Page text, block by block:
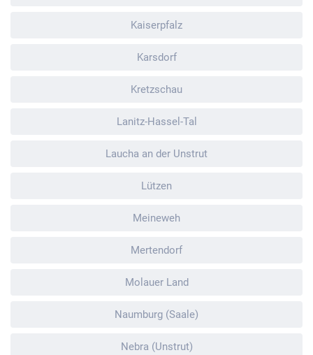
Kaiserpfalz
Karsdorf
Kretzschau
Lanitz-Hassel-Tal
Laucha an der Unstrut
Lützen
Meineweh
Mertendorf
Molauer Land
Naumburg (Saale)
Nebra (Unstrut)